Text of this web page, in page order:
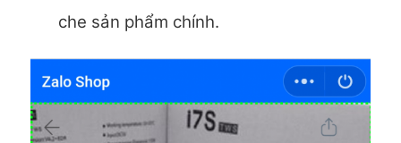
che sản phẩm chính.